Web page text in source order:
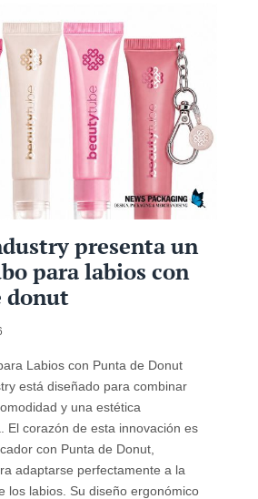
presenta un
para labios con
donut
Labios con Punta de Donut
está diseñado para combinar
y una estética
El corazón de esta innovación es
con Punta de Donut,
adaptarse perfectamente a la
los labios. Su diseño ergonómico